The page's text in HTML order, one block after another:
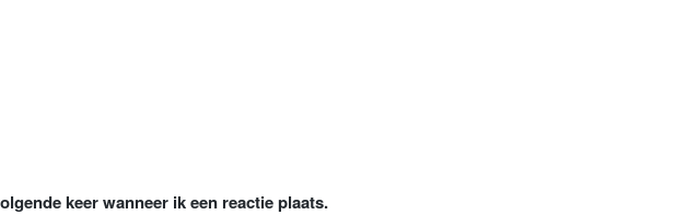
keer wanneer ik een reactie plaats.